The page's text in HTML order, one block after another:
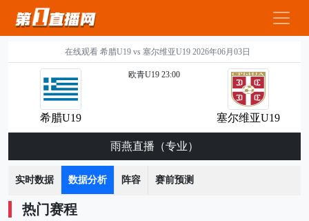
在线观看 希腊U19 vs 塞尔维亚U19 2026年06月03日
希腊U19
欧青U19 23:00
塞尔维亚U19
雨燕直播（专业）
实时数据 数据分析 阵容 赛前预测
热门赛程